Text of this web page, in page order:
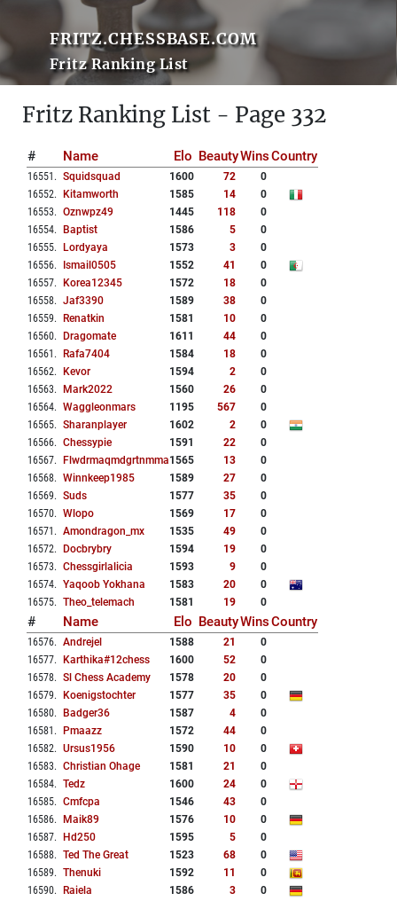
FRITZ.CHESSBASE.COM
Fritz Ranking List
Fritz Ranking List - Page 332
# Name Elo BeautyWinsCountry
16551 . Squidsquad 1600 72
0
16552. Kitamworth 1585 14
0
16553. Oznwpz49 1445 118
0
16554. Baptist 1586 5
0
16555. Lordyaya 1573 3
0
16556. Ismail0505 1552 41
0
16557. Korea12345 1572 18
0
16558. Jaf3390 1589 38
0
16559. Renatkin 1581 10
0
16560. Dragomate 1611 44
0
16561 . Rafa7404 1584 18
0
16562. Kevor 1594 2
0
16563. Mark2022 1560 26
0
16564. Waggleonmars 1195 567
0
16565. Sharanplayer 1602 2
0
16566. Chessypie 1591 22
0
16567. Flwdrmaqmdgrtnmmak1565 13
0
16568. Winnkeep1985 1589 27
0
16569. Suds 1577 35
0
16570. Wlopo 1569 17
0
16571 . Amondragon_mx 1535 49
0
16572. Docbrybry 1594 19
0
16573. Chessgirlalicia 1593 9
0
16574. Yaqoob Yokhana 1583 20
0
16575. Theo_telemach 1581 19 0
# Name Elo BeautyWinsCountry
16576. Andrejel 1588 21
0
16577. Karthika#12chess 1600 52
0
16578. Sl Chess Academy 1578 20
0
16579. Koenigstochter 1577 35
0
16580. Badger36 1587 4
0
16581 . Pmaazz 1572 44
0
16582. Ursus1956 1590 10
0
16583. Christian Ohage 1581 21
0
16584. Tedz 1600 24
0
16585. Cmfcpa 1546 43
0
16586. Maik89 1576 10
0
16587. Hd250 1595 5
0
16588. Ted The Great 1523 68
0
16589. Thenuki 1592 11
0
16590. Raiela 1586 3
0